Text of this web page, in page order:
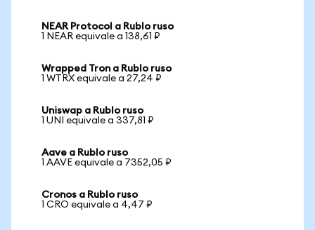
NEAR Protocol a Rublo ruso
1 NEAR equivale a 138,61 ₽
Wrapped Tron a Rublo ruso
1 WTRX equivale a 27,24 ₽
Uniswap a Rublo ruso
1 UNI equivale a 337,81 ₽
Aave a Rublo ruso
1 AAVE equivale a 7352,05 ₽
Cronos a Rublo ruso
1 CRO equivale a 4,47 ₽